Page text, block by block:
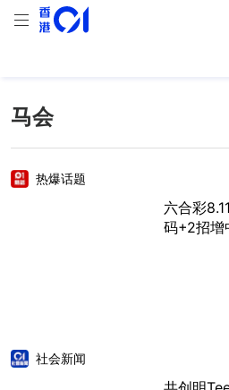
马会
热爆话题
六合彩
码+2招增
社会新闻